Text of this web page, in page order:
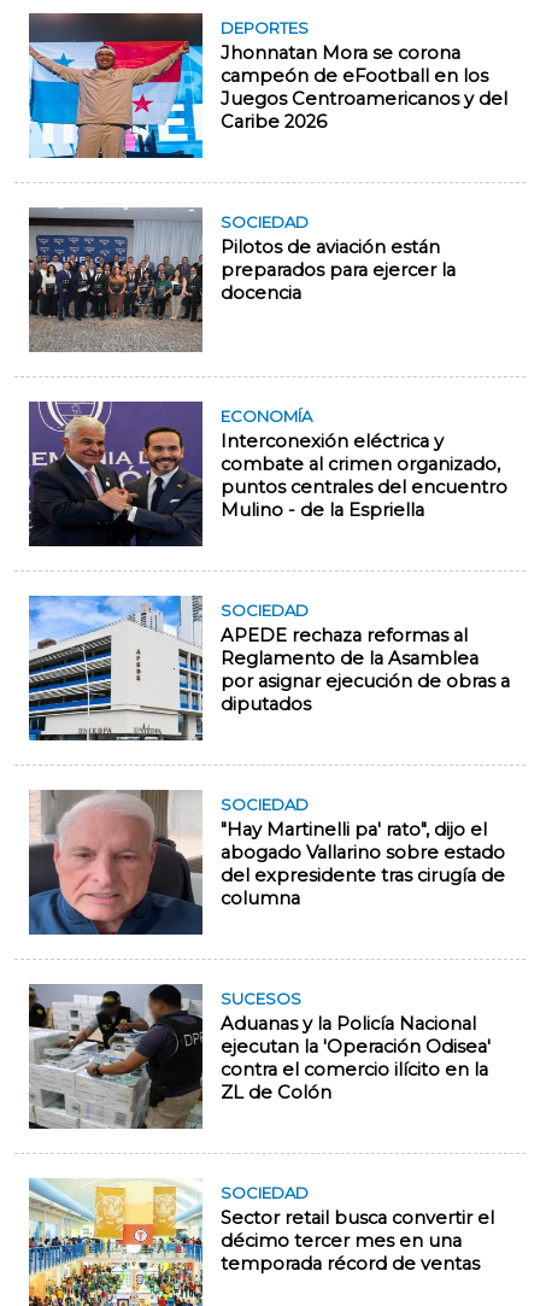
DEPORTES
Jhonnatan Mora se corona
campeón de eFootball en los
Juegos Centroamericanos y del
Caribe 2026
SOCIEDAD
Pilotos de aviación están
preparados para ejercer la
docencia
ECONOMÍA
Interconexión eléctrica y
combate al crimen organizado,
puntos centrales del encuentro
Mulino - de la Espriella
SOCIEDAD
APEDE rechaza reformas al
Reglamento de la Asamblea
por asignar ejecución de obras a
diputados
SOCIEDAD
"Hay Martinelli pa' rato", dijo el
abogado Vallarino sobre estado
del expresidente tras cirugía de
columna
SUCESOS
Aduanas y la Policía Nacional
ejecutan la 'Operación Odisea'
contra el comercio ilícito en la
ZL de Colón
SOCIEDAD
Sector retail busca convertir el
décimo tercer mes en una
temporada récord de ventas